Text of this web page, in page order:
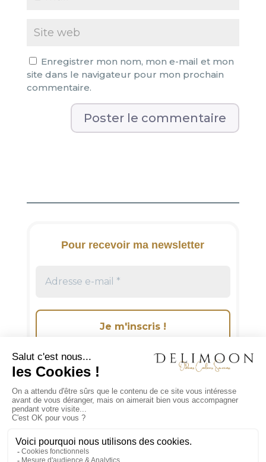
Enregistrer mon nom, mon e-mail et mon
site dans le navigateur pour mon prochain
commentaire.
n
Pour recevoir ma newsletter